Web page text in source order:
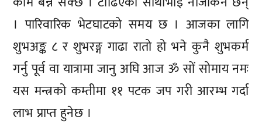
। पारिवारिक भेटघाटको समय छ । आजका लागि
शुभअङ्क ८ र शुभरङ्ग गाढा रातो हो भने कुनै शुभकर्म
गर्नु पूर्व वा यात्रामा जानु अघि आज ॐ सों सोमाय नमः
यस मन्त्रको कम्तीमा ११ पटक जप गरी आरम्भ गर्दा
लाभ प्राप्त हुनेछ ।